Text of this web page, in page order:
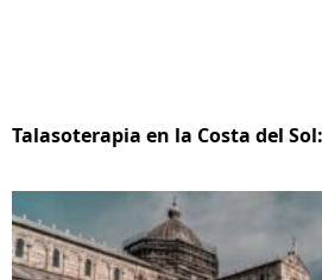
Talasoterapia en la Costa del